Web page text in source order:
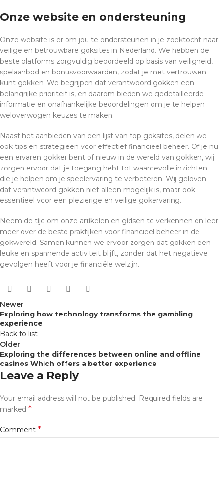
Onze website en ondersteuning
Onze website is er om jou te ondersteunen in je zoektocht naar
veilige en betrouwbare goksites in Nederland. We hebben de
beste platforms zorgvuldig beoordeeld op basis van veiligheid,
spelaanbod en bonusvoorwaarden, zodat je met vertrouwen
kunt gokken. We begrijpen dat verantwoord gokken een
belangrijke prioriteit is, en daarom bieden we gedetailleerde
informatie en onafhankelijke beoordelingen om je te helpen
weloverwogen keuzes te maken.
Naast het aanbieden van een lijst van top goksites, delen we
ook tips en strategieën voor effectief financieel beheer. Of je nu
een ervaren gokker bent of nieuw in de wereld van gokken, wij
zorgen ervoor dat je toegang hebt tot waardevolle inzichten
die je helpen om je speelervaring te verbeteren. Wij geloven
dat verantwoord gokken niet alleen mogelijk is, maar ook
essentieel voor een plezierige en veilige gokervaring.
Neem de tijd om onze artikelen en gidsen te verkennen en leer
meer over de beste praktijken voor financieel beheer in de
gokwereld. Samen kunnen we ervoor zorgen dat gokken een
leuke en spannende activiteit blijft, zonder dat het negatieve
gevolgen heeft voor je financiële welzijn.
Newer
Exploring how technology transforms the gambling
experience
Back to list
Older
Exploring the differences between online and offline
casinos Which offers a better experience
Leave a Reply
Your email address will not be published. Required fields are
marked *
Comment *